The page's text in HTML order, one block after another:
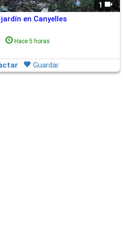
1
en Canyelles
Hace 5 horas
Guardar